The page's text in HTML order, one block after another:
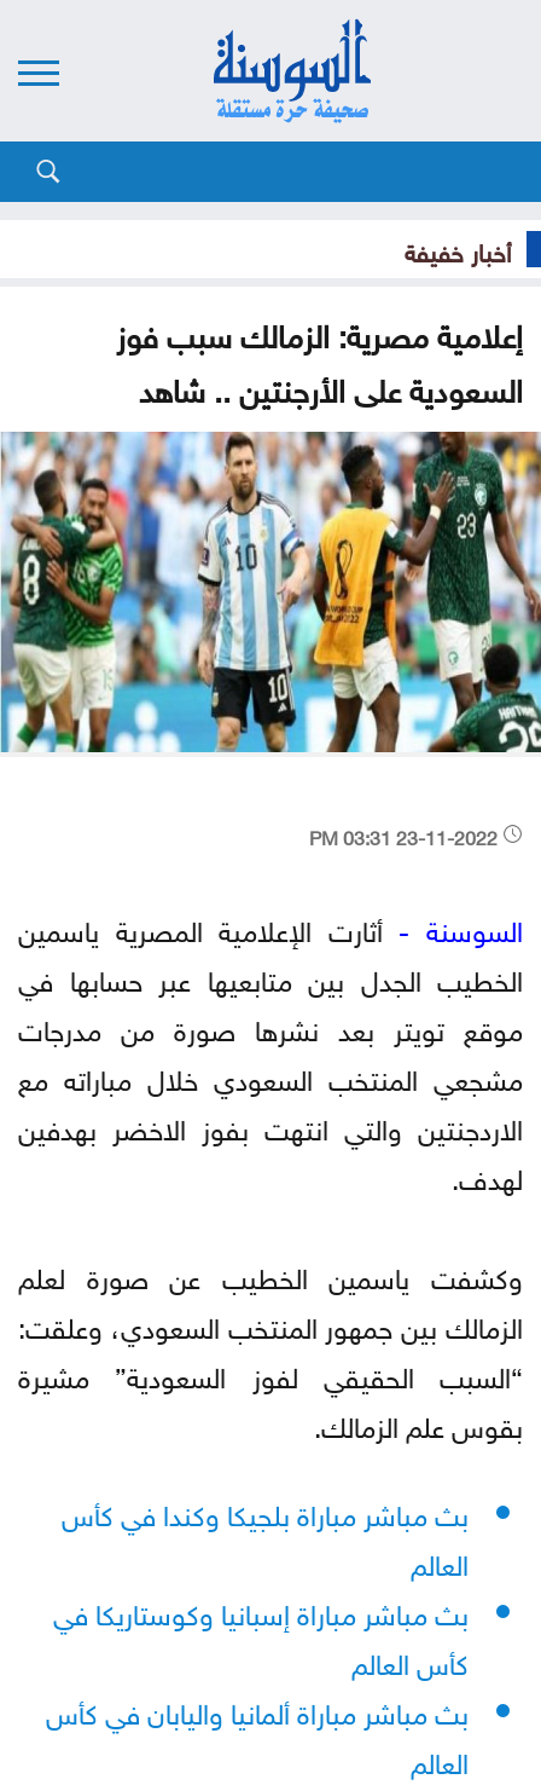
أخبار خفيفة
إعلامية مصرية: الزمالك سبب فوز
السعودية على الأرجنتين .. شاهد
السوسنة - أثارت الإعلامية المصرية ياسمين
الخطيب الجدل بين متابعيها عبر حسابها في
موقع تويتر بعد نشرها صورة من مدرجات
مشجعي المنتخب السعودي خلال مباراته مع
الاردجنتين والتي انتهت بفوز الاخضر بهدفين
لهدف.
وكشفت ياسمين الخطيب عن صورة لعلم
الزمالك بين جمهور المنتخب السعودي، وعلقت:
“السبب الحقيقي لفوز السعودية” مشيرة
بقوس علم الزمالك.
بث مباشر مباراة بلجيكا وكندا في كأس
العالم
بث مباشر مباراة إسبانيا وكوستاريكا في
كأس العالم
بث مباشر مباراة ألمانيا واليابان في كأس
العالم